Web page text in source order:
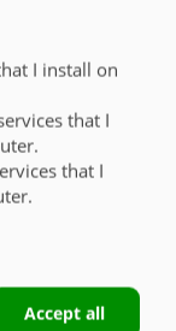
I install on
that I
that I
Accept all